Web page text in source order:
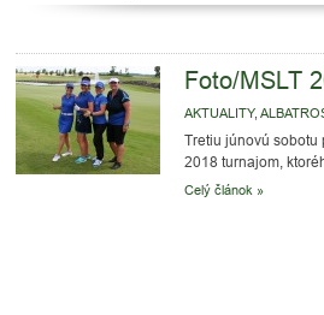
Foto/MSLT
AKTUALITY,
Tretiu júnovú sobotu
2018 turnajom,
Celý článok »